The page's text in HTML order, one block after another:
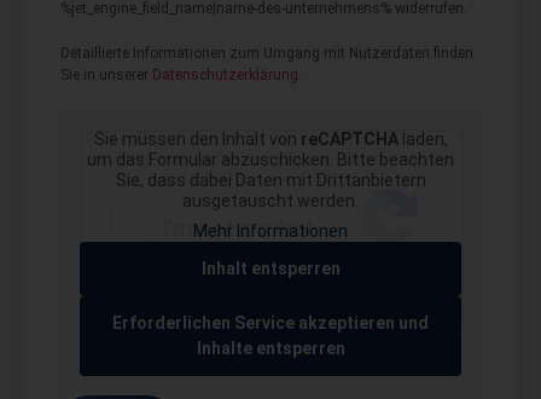
%jet_engine_field_name|name-des-unternehmens% widerrufen.
Detaillierte Informationen zum Umgang mit Nutzerdaten finden
Sie in unserer Datenschutzerklärung.
Sie müssen den Inhalt von reCAPTCHAladen,
um das Formular abzuschicken. Bitte beachten
Sie, dass dabei Daten mit Drittanbietern
ausgetauscht werden.
Mehr Informationen
Inhalt entsperren
Erforderlichen Service akzeptieren und
Inhalte entsperren